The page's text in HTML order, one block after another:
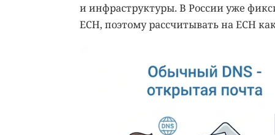
и инфраструктуры. В России уже
ECH, поэтому рассчитывать на ECH